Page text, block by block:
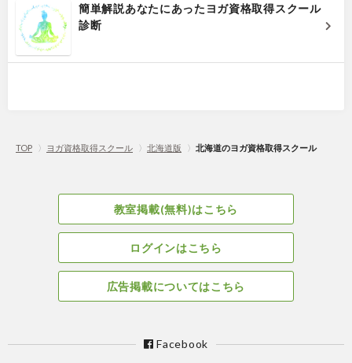
簡単解説あなたにあったヨガ資格取得スクール
診断
TOP 〉 ヨガ資格取得スクール 〉 北海道版 〉 北海道のヨガ資格取得スクール
教室掲載(無料)はこちら
ログインはこちら
広告掲載についてはこちら
Facebook